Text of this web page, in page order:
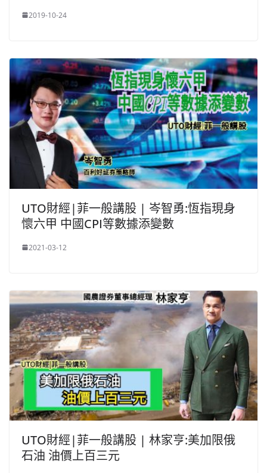
2019-10-24
UTO財經|菲一般講股 | 岑智勇:恆指現身
懷六甲 中國CPI等數據添變數
2021-03-12
UTO財經|菲一般講股 | 林家亨:美加限俄
石油 油價上百三元